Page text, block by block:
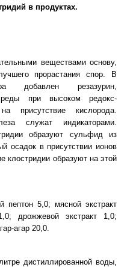
в продуктах.
веществами основу,
прорастания спор. В
добавлен резазурин,
при высоком редокс-
присутствие кислорода.
служат индикаторами.
образуют сульфид из
осадок в присутствии ионов
образуют на этой
пептон 5,0; мясной экстракт
дрожжевой экстракт 1,0;
агар 20,0.
дистиллированной воды,